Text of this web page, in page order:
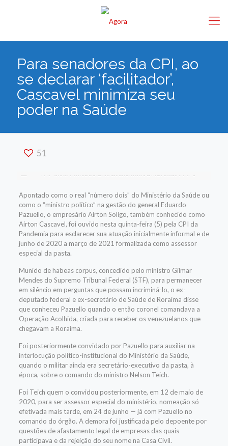
Para senadores da CPI, ao
se declarar ‘facilitador’,
Cascavel minimiza seu
poder na Saúde
51
Apontado como o real “número dois” do Ministério da Saúde ou
como o “ministro político” na gestão do general Eduardo
Pazuello, o empresário Airton Soligo, também conhecido como
Airton Cascavel, foi ouvido nesta quinta-feira (5) pela CPI da
Pandemia para esclarecer sua atuação inicialmente informal e de
junho de 2020 a março de 2021 formalizada como assessor
especial da pasta.
Munido de habeas corpus, concedido pelo ministro Gilmar
Mendes do Supremo Tribunal Federal (STF), para permanecer
em silêncio em perguntas que possam incriminá-lo, o ex-
deputado federal e ex-secretário de Saúde de Roraima disse
que conheceu Pazuello quando o então coronel comandava a
Operação Acolhida, criada para receber os venezuelanos que
chegavam a Roraima.
Foi posteriormente convidado por Pazuello para auxiliar na
interlocução político-institucional do Ministério da Saúde,
quando o militar ainda era secretário-executivo da pasta, à
época, sobre o comando do ministro Nelson Teich.
Foi Teich quem o convidou posteriormente, em 12 de maio de
2020, para ser assessor especial do ministério, nomeação só
efetivada mais tarde, em 24 de junho — já com Pazuello no
comando do órgão. A demora foi justificada pelo depoente por
questões de afastamento legal de empresas das quais
participava e da rejeição do seu nome na Casa Civil.